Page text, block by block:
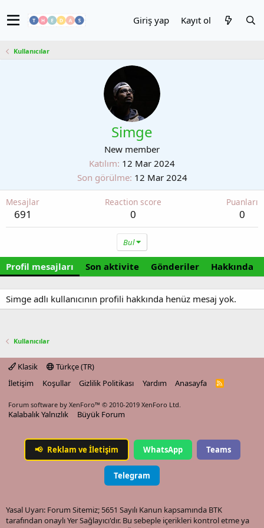
Giriş yap Kayıt ol
Kullanıcılar
Simge
New member
Katılım 12 Mar 2024
Son görülme 12 Mar 2024
Mesajlar
691
Reaction score
0
Puanları
0
Bul
Profil mesajları Son aktivite Gönderiler Hakkında
Simge adlı kullanıcının profili hakkında henüz mesaj yok.
Kullanıcılar
Klasik
Türkçe (TR)
İletişim
Koşullar Gizlilik Politikası Yardım Anasayfa
R
Forum software by XenForo™ © 2010-2019 XenForo Ltd.
Kalabalık Yalnızlık Büyük Forum
📢 Reklam ve İletişim WhatsApp Teams
Telegram
Yasal Uyarı: Forum Sitemiz; 5651 Sayılı Kanun kapsamında BTK
tarafından onaylı Yer Sağlayıcı'dır. Bu sebeple içerikleri kontrol etme ya